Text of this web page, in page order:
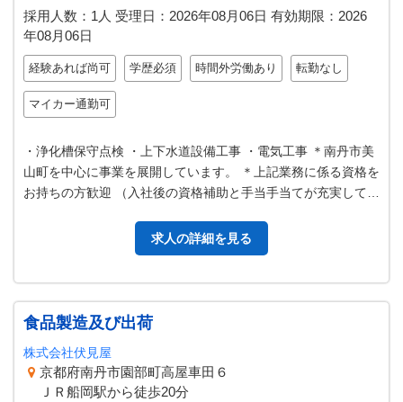
採用人数：1人 受理日： 2026年08月06日 有効期限： 2026
年08月06日
経験あれば尚可 学歴必須 時間外労働あり 転勤なし
マイカー通勤可
・浄化槽保守点検 ・上下水道設備工事 ・電気工事 ＊南丹市美
山町を中心に事業を展開しています。 ＊上記業務に係る資格を
お持ちの方歓迎 （入社後の資格補助と手当手当てが充実してい
求人の詳細を見る
食品製造及び出荷
株式会社伏見屋
京都府南丹市園部町高屋車田６
ＪＲ船岡駅から徒歩20分